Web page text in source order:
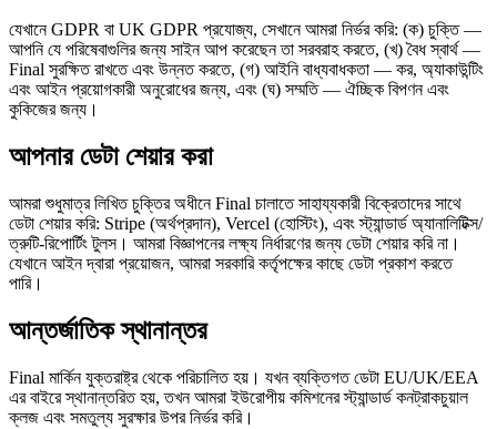
যেখানে GDPR বা UK GDPR প্রযোজ্য, সেখানে আমরা নির্ভর করি: (ক) চুক্তি —
আপনি যে পরিষেবাগুলির জন্য সাইন আপ করেছেন তা সরবরাহ করতে, (খ) বৈধ স্বার্থ —
Final সুরক্ষিত রাখতে এবং উন্নত করতে, (গ) আইনি বাধ্যবাধকতা — কর, অ্যাকাউন্টিং
এবং আইন প্রয়োগকারী অনুরোধের জন্য, এবং (ঘ) সম্মতি — ঐচ্ছিক বিপণন এবং
কুকিজের জন্য।
আপনার ডেটা শেয়ার করা
আমরা শুধুমাত্র লিখিত চুক্তির অধীনে Final চালাতে সাহায্যকারী বিক্রেতাদের সাথে
ডেটা শেয়ার করি: Stripe (অর্থপ্রদান), Vercel (হোস্টিং), এবং স্ট্যান্ডার্ড অ্যানালিটিক্স/
ত্রুটি-রিপোর্টিং টুলস। আমরা বিজ্ঞাপনের লক্ষ্য নির্ধারণের জন্য ডেটা শেয়ার করি না।
যেখানে আইন দ্বারা প্রয়োজন, আমরা সরকারি কর্তৃপক্ষের কাছে ডেটা প্রকাশ করতে
পারি।
আন্তর্জাতিক স্থানান্তর
Final মার্কিন যুক্তরাষ্ট্র থেকে পরিচালিত হয়। যখন ব্যক্তিগত ডেটা EU/UK/EEA
এর বাইরে স্থানান্তরিত হয়, তখন আমরা ইউরোপীয় কমিশনের স্ট্যান্ডার্ড কনট্রাকচুয়াল
ক্লজ এবং সমতুল্য সুরক্ষার উপর নির্ভর করি।